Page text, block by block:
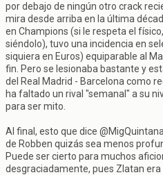
por debajo de ningún otro crack
mira desde arriba en la última
en Champions (si le respeta el
siéndolo), tuvo una incidencia en
siquiera en Euros) equiparable al
fin. Pero se lesionaba bastante y
del Real Madrid - Barcelona como
ha faltado un rival "semanal" a su
para ser mito.
Al final, esto que dice
de Robben quizás sea menos
Puede ser cierto para muchos
desgraciadamente, pues Zlatan